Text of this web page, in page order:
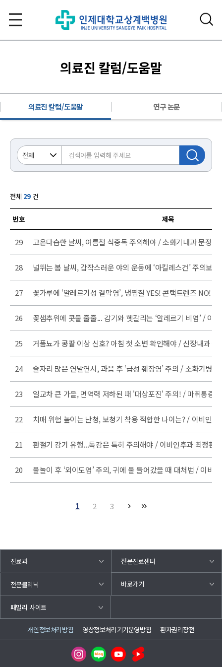
의료진 칼럼/도움말
의료진 칼럼/도움말 연구 논문
전체 29 건
번호 제목
29 고온다습한 날씨, 여름철 식중독 주의해야 / 소화기내과 문정섭
28 널뛰는 봄 날씨, 갑작스러운 야외 운동에 ‘아킬레스건’ 주의보 /
27 꽃가루에 ‘알레르기성 결막염’, 냉찜질 YES! 콘택트렌즈 NO! /
26 꽃샘추위에 콧물 줄줄... 감기와 헷갈리는 ‘알레르기 비염’ / 이
25 거품뇨가 콩팥 이상 신호? 아침 첫 소변 확인해야 / 신장내과 김
24 술자리 많은 연말연시, 과음 후 ‘급성 췌장염’ 주의 / 소화기병
23 일교차 큰 가을, 면역력 저하된 때 '대상포진' 주의! / 마취통증
22 치매 위험 높이는 난청, 보청기 착용 적합한 나이는? / 이비인후
21 환절기 감기 유행...독감은 특히 주의해야 / 이비인후과 최정환
20 물놀이 후 ‘외이도염’ 주의, 귀에 물 들어갔을 때 대처법 / 이비
1 2 3
진료과 전문진료센터
전문클리닉 바로가기
패밀리 사이트
개인정보처리방침 영상정보처리기기운영방침 환자권리장전